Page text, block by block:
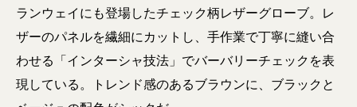
ランウェイにも登場したチェック柄レザーグローブ。レ
ザーのパネルを繊細にカットし、手作業で丁寧に縫い合
わせる「インターシャ技法」でバーバリーチェックを表
現している。トレンド感のあるブラウンに、ブラックと